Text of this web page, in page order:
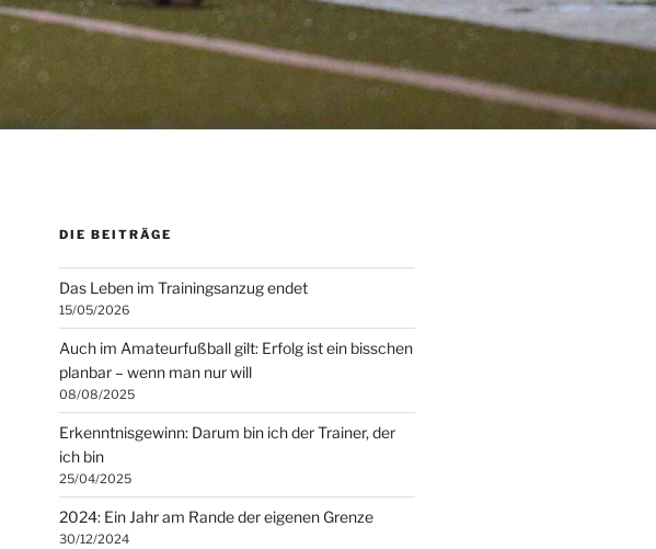
DIE BEITRÄGE
Das Leben im Trainingsanzug endet
15/05/2026
Auch im Amateurfußball gilt: Erfolg ist ein bisschen
planbar – wenn man nur will
08/08/2025
Erkenntnisgewinn: Darum bin ich der Trainer, der
ich bin
25/04/2025
2024: Ein Jahr am Rande der eigenen Grenze
30/12/2024